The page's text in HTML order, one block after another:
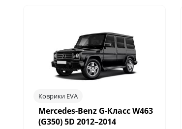
Коврики EVA
Mercedes-Benz G-Класс W463
(G350) 5D 2012–2014